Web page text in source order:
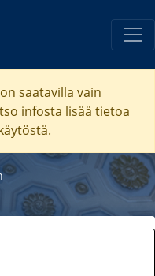
saatavilla vain
infosta lisää tietoa